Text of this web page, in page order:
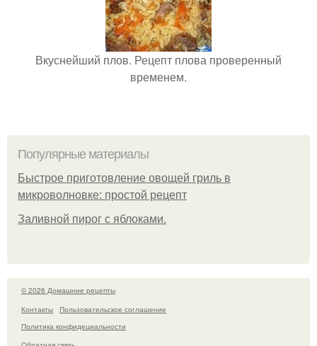
Вкуснейший плов. Рецепт плова проверенный
временем.
Популярные материалы
Быстрое приготовление овощей гриль в
микроволновке: простой рецепт
Заливной пирог с яблоками.
© 2026 Домашние рецепты
Контакты
Пользовательское соглашение
Политика конфидециальности